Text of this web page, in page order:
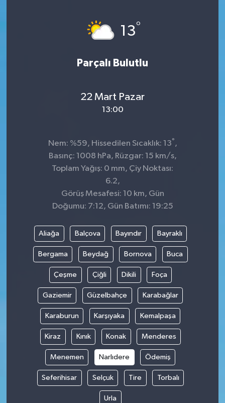
13°
Parçalı Bulutlu
22 Mart Pazar
13:00
Nem: %59, Hissedilen Sıcaklık: 13° ,
Basınç: 1008 hPa, Rüzgar: 15 km/s,
Toplam Yağış: 0 mm, Çiy Noktası:
6.2,
Görüş Mesafesi: 10 km, Gün
Doğumu: 7:12, Gün Batımı: 19:25
Aliağa Balçova Bayındır Bayraklı
Bergama Beydağ Bornova Buca
Çeşme Çiğli Dikili Foça
Gaziemir Güzelbahçe Karabağlar
Karaburun Karşıyaka Kemalpaşa
Kiraz Kınık Konak Menderes
Menemen Narlıdere Ödemiş
Seferihisar Selçuk Tire Torbalı
Urla
KURDÎ
Sağlık & Yaşam
Spor
Yaşam